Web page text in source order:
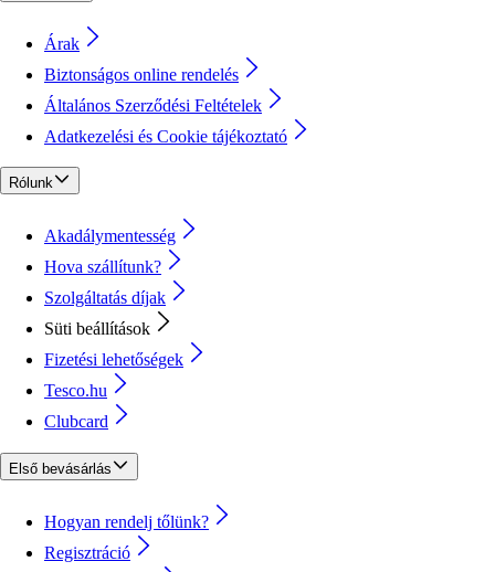
Árak
Biztonságos online rendelés
Általános Szerződési Feltételek
Adatkezelési és Cookie tájékoztató
Rólunk
Akadálymentesség
Hova szállítunk?
Szolgáltatás díjak
Süti beállítások
Fizetési lehetőségek
Tesco.hu
Clubcard
Első bevásárlás
Hogyan rendelj tőlünk?
Regisztráció